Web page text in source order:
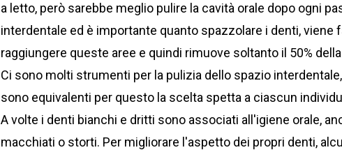
a letto, però sarebbe meglio pulire la cavità orale dopo ogni
interdentale ed è importante quanto spazzolare i denti,
raggiungere queste aree e quindi rimuove soltanto il 50%
Ci sono molti strumenti per la pulizia dello spazio
sono equivalenti per questo la scelta spetta a ciascun
A volte i denti bianchi e dritti sono associati all'igiene orale,
macchiati o storti. Per migliorare l'aspetto dei propri denti,